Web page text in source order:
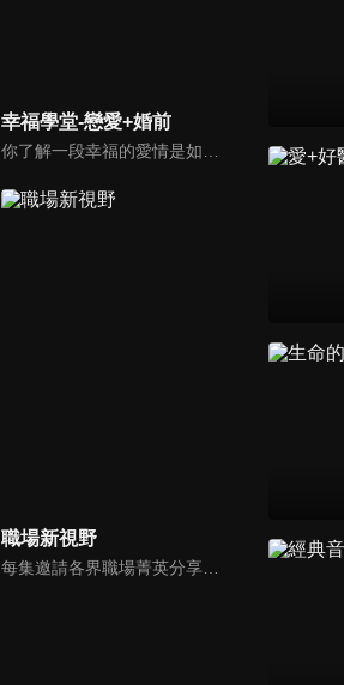
幸福學堂-戀愛+婚前
職場新視野
每集邀請各界職場菁英分享心路歷程與觀點，喬美倫老師也透過主題性的真理論述，幫助你我走入合神心意的職場文化。